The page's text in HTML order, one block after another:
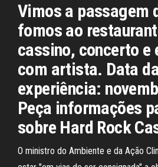
Vimos a passagem
fomos ao
cassino, concerto e
com artista. Data
experiência:
Peça informações
sobre Hard Rock
O ministro do Ambiente e da Ação